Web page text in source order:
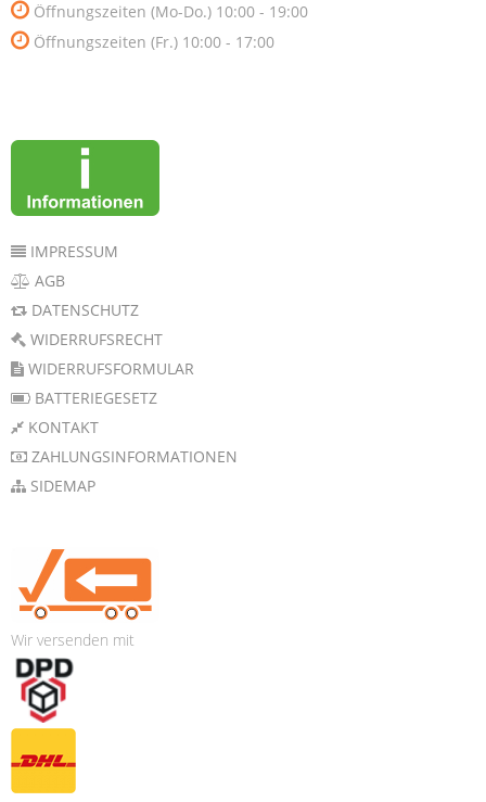
Öffnungszeiten (Mo-Do.) 10:00 - 19:00
Öffnungszeiten (Fr.) 10:00 - 17:00
IMPRESSUM
AGB
DATENSCHUTZ
WIDERRUFSRECHT
WIDERRUFSFORMULAR
BATTERIEGESETZ
KONTAKT
ZAHLUNGSINFORMATIONEN
SIDEMAP
Wir versenden mit